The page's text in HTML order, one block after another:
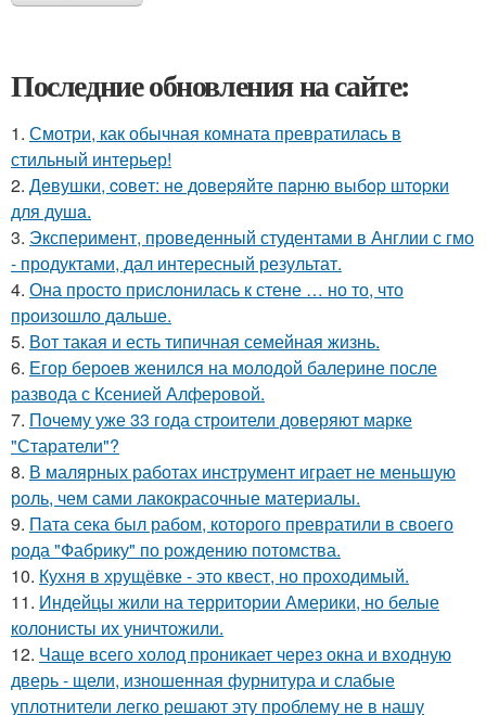
Последние обновления на сайте:
1. Смотри, как обычная комната превратилась в
стильный интерьер!
2. Дeвушки, coвeт: нe дoвepяйтe пapню выбop штopки
для душa.
3. Эксперимент, проведенный студентами в Англии с гмо
- продуктами, дал интересный результат.
4. Она просто прислонилась к стене … но то, что
произошло дальше.
5. Вот такая и есть типичная семейная жизнь.
6. Егор бероев женился на молодой балерине после
развода с Ксенией Алферовой.
7. Почему уже 33 года строители доверяют марке
"Старатели"?
8. В малярных работах инструмент играет не меньшую
роль, чем сами лакокрасочные материалы.
9. Пата сека был рабом, которого превратили в своего
рода "Фабрику" по рождению потомства.
10. Кухня в хрущёвке - это квест, но проходимый.
11. Индейцы жили на территории Америки, но белые
колонисты их уничтожили.
12. Чаще всего холод проникает через окна и входную
дверь - щели, изношенная фурнитура и слабые
уплотнители легко решают эту проблему не в нашу